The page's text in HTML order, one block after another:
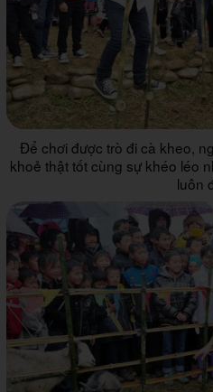
Để chơi được trò đi cà kheo,
khoẻ thật tốt cùng sự khéo léo
luôn